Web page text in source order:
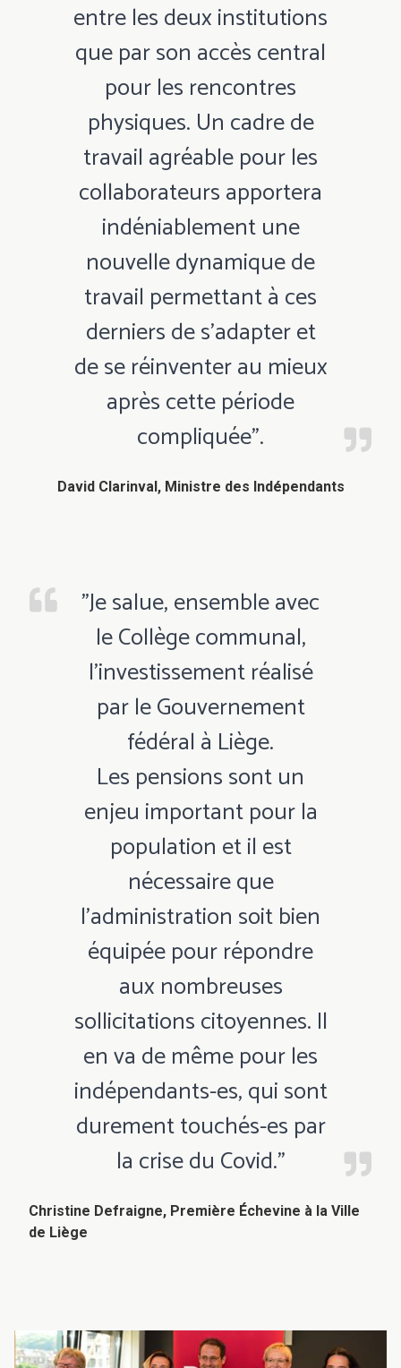
entre les deux institutions
que par son accès central
pour les rencontres
physiques. Un cadre de
travail agréable pour les
collaborateurs apportera
indéniablement une
nouvelle dynamique de
travail permettant à ces
derniers de s’adapter et
de se réinventer au mieux
après cette période
compliquée".
David Clarinval, Ministre des Indépendants
"Je salue, ensemble avec
le Collège communal,
l’investissement réalisé
par le Gouvernement
fédéral à Liège.
Les pensions sont un
enjeu important pour la
population et il est
nécessaire que
l’administration soit bien
équipée pour répondre
aux nombreuses
sollicitations citoyennes. Il
en va de même pour les
indépendants-es, qui sont
durement touchés-es par
la crise du Covid."
Christine Defraigne, Première Échevine à la Ville
de Liège